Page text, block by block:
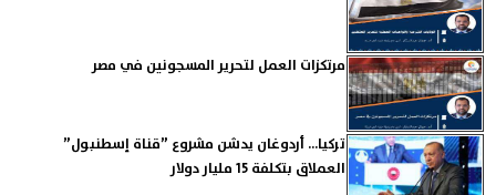
مرتكزات العمل لتحرير المسجونين في مصر
تركيا... أردوغان يدشن مشروع ”قناة إسطنبول”
العملاق بتكلفة 15 مليار دولار